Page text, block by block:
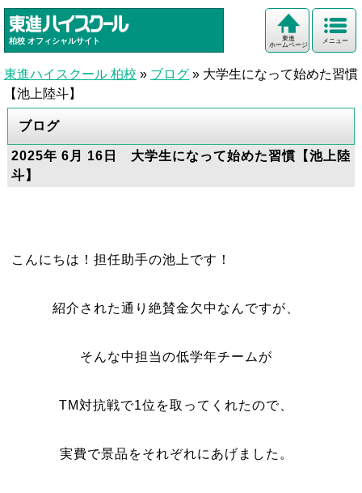
柏校 オフィシャルサイト メニュー
東進
ホームページ
東進ハイスクール 柏校 » ブログ » 大学生になって始めた習慣
【池上陸斗】
ブログ
2025年 6月 16日 大学生になって始めた習慣【池上陸
斗】
こんにちは！担任助手の池上です！
紹介された通り絶賛金欠中なんですが、
そんな中担当の低学年チームが
TM対抗戦で1位を取ってくれたので、
実費で景品をそれぞれにあげました。